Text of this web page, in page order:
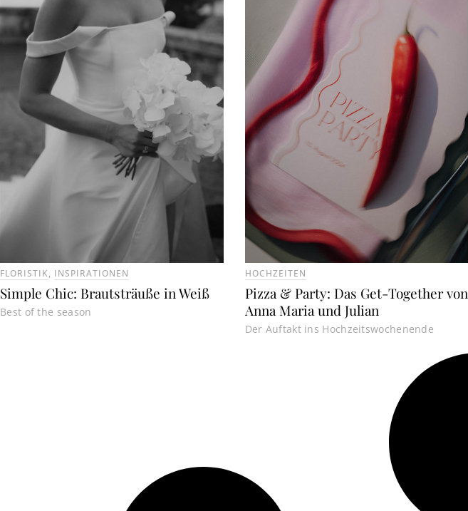
FLORISTIK, INSPIRATIONEN
Simple Chic: Brautsträuße in Weiß
Best of the season
HOCHZEITEN
Pizza & Party: Das Get-Together von
Anna Maria und Julian
Der Auftakt ins Hochzeitswochenende